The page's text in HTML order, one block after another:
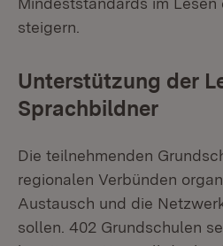
steigern.
Unterstützung der
Sprachbildner
Die teilnehmenden
regionalen Verbünden
Austausch und die
sollen. 402 Grundschulen